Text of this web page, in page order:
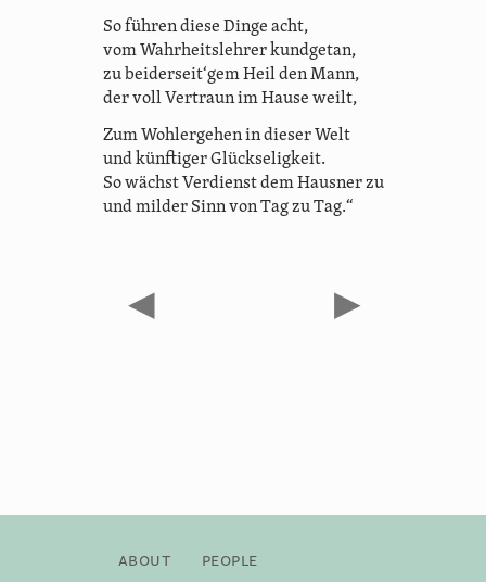
So führen diese Dinge acht,
vom Wahrheitslehrer kundgetan,
zu beiderseit‘gem Heil den Mann,
der voll Vertraun im Hause weilt,
Zum Wohlergehen in dieser Welt
und künftiger Glückseligkeit.
So wächst Verdienst dem Hausner zu
und milder Sinn von Tag zu Tag.“
◀ ▶
About People